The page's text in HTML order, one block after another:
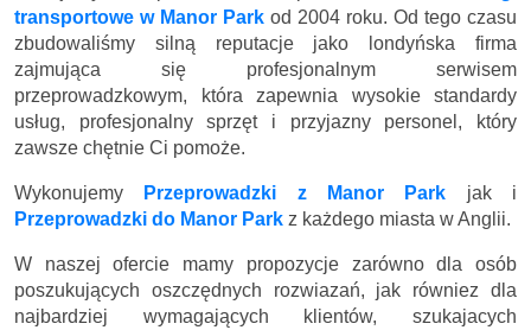
transportowe w Manor Park od 2004 roku. Od tego czasu
zbudowaliśmy silną reputacje jako londyńska firma
zajmująca się profesjonalnym serwisem
przeprowadzkowym, która zapewnia wysokie standardy
usług, profesjonalny sprzęt i przyjazny personel, który
zawsze chętnie Ci pomoże.
Wykonujemy Przeprowadzki z Manor Park jak i
Przeprowadzki do Manor Park z każdego miasta w Anglii.
W naszej ofercie mamy propozycje zarówno dla osób
poszukujących oszczędnych rozwiazań, jak równiez dla
najbardziej wymagających klientów, szukajacych